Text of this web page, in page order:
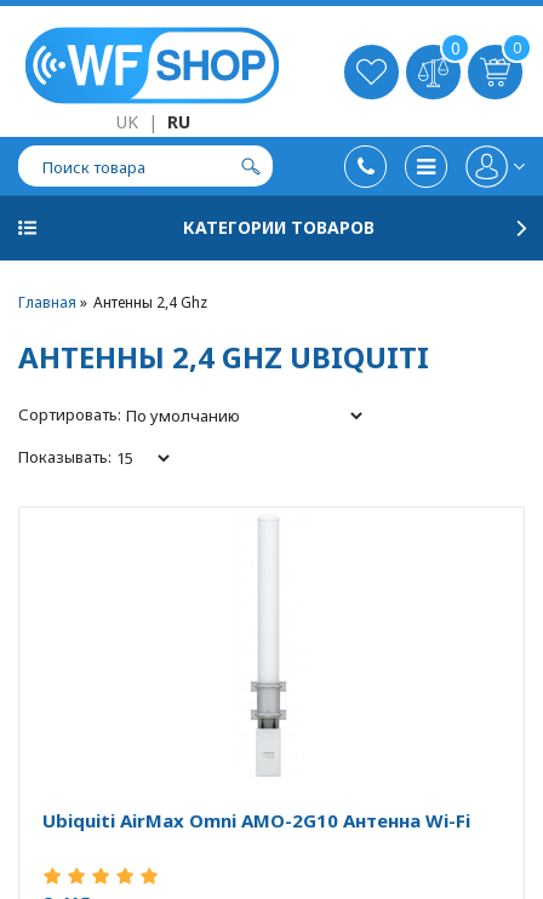
UK | RU
0 0
КАТЕГОРИИ ТОВАРОВ
Главная Антенны 2,4 Ghz
АНТЕННЫ 2,4 GHZ UBIQUITI
Сортировать:
Показывать:
Ubiquiti AirMax Omni AMO-2G10 Антенна Wi-Fi